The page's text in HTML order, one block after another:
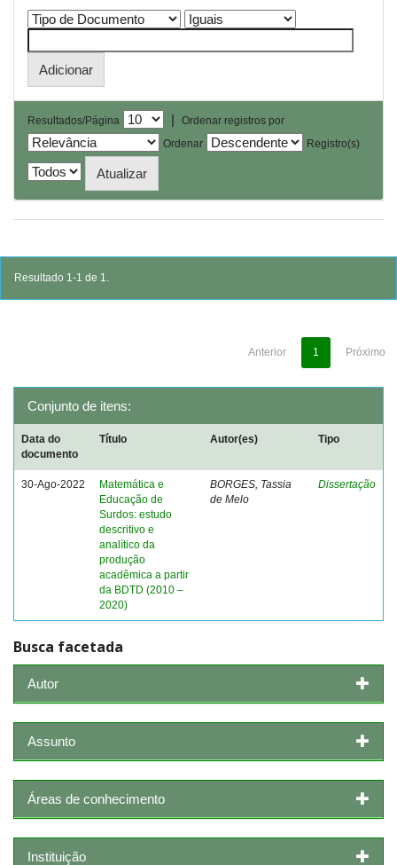
Resultados/Página |
Ordenar registros por
Ordenar
Registro(s)
Resultado 1-1 de 1.
Anterior 1 Próximo
Conjunto de itens:
Data do
documento
Título Autor(es) Tipo
30-Ago-2022
Matemática e
Educação de
Surdos: estudo
descritivo e
analítico da
produção
acadêmica a partir
da BDTD (2010 –
2020)
BORGES, Tassia
de Melo
Dissertação
Busca facetada
Autor
Assunto
Áreas de conhecimento
Instituição